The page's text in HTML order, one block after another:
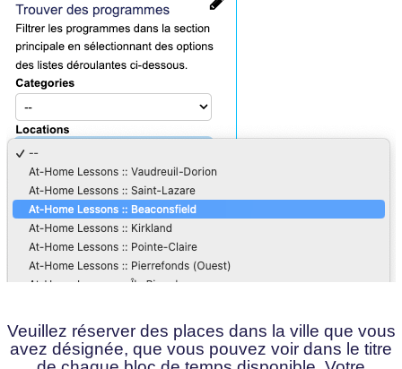
Veuillez réserver des places dans la ville que vous
avez désignée, que vous pouvez voir dans le titre